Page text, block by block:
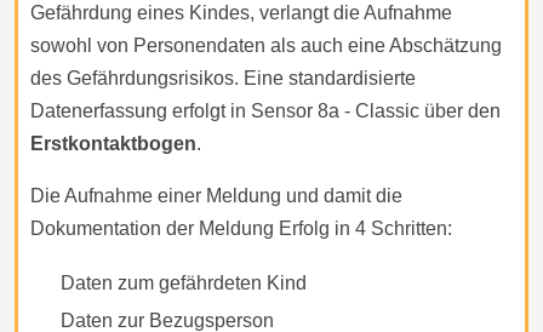
Gefährdung eines Kindes, verlangt die Aufnahme
sowohl von Personendaten als auch eine Abschätzung
des Gefährdungsrisikos. Eine standardisierte
Datenerfassung erfolgt in Sensor 8a - Classic über den
Erstkontaktbogen.
Die Aufnahme einer Meldung und damit die
Dokumentation der Meldung Erfolg in 4 Schritten:
Daten zum gefährdeten Kind
Daten zur Bezugsperson